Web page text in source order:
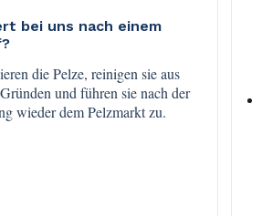
bei uns nach einem
die Pelze, reinigen sie aus
und führen sie nach der
wieder dem Pelzmarkt zu.